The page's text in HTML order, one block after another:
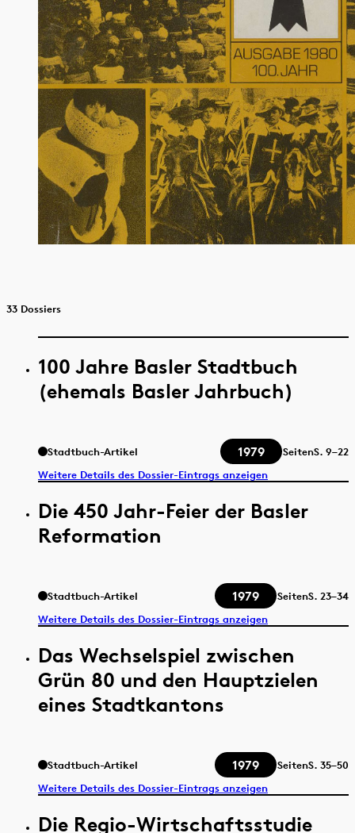
33 Dossiers
100 Jahre Basler Stadtbuch
(ehemals Basler Jahrbuch)
Stadtbuch-Artikel 1979 SeitenS. 9–22
Weitere Details des Dossier-Eintrags anzeigen
Die 450 Jahr-Feier der Basler
Reformation
Stadtbuch-Artikel 1979 SeitenS. 23–34
Weitere Details des Dossier-Eintrags anzeigen
Das Wechselspiel zwischen
Grün 80 und den Hauptzielen
eines Stadtkantons
Stadtbuch-Artikel 1979 SeitenS. 35–50
Weitere Details des Dossier-Eintrags anzeigen
Die Regio-Wirtschaftsstudie